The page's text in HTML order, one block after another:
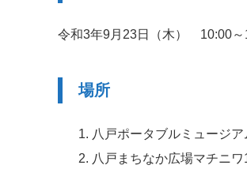
令和3年9月23日（木） 10:00～
場所
八戸ポータブルミュージ
八戸まちなか広場マチニワ